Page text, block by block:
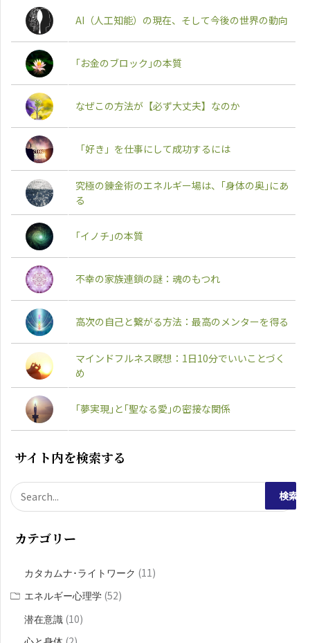
AI（人工知能）の現在、そして今後の世界の動向
｢お金のブロック｣の本質
なぜこの方法が【必ず大丈夫】なのか
「好き」を仕事にして成功するには
究極の錬金術のエネルギー場は、｢身体の奥｣にあ
る
｢イノチ｣の本質
不幸の家族連鎖の謎：魂のもつれ
高次の自己と繋がる方法：最高のメンターを得る
マインドフルネス瞑想：1日10分でいいことづく
め
｢夢実現｣と｢聖なる愛｣の密接な関係
サイト内を検索する
検
対
カテゴリー
カタカムナ･ライトワーク (11)
エネルギー心理学 (52)
潜在意識 (10)